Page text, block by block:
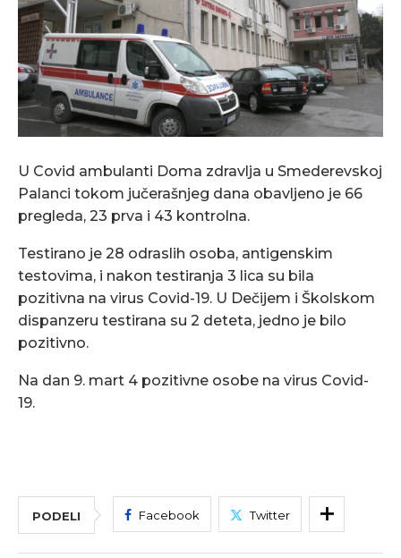
U Covid ambulanti Doma zdravlja u Smederevskoj
Palanci tokom jučerašnjeg dana obavljeno je 66
pregleda, 23 prva i 43 kontrolna.
Testirano je 28 odraslih osoba, antigenskim
testovima, i nakon testiranja 3 lica su bila
pozitivna na virus Covid-19. U Dečijem i Školskom
dispanzeru testirana su 2 deteta, jedno je bilo
pozitivno.
Na dan 9. mart 4 pozitivne osobe na virus Covid-
19.
PODELI Facebook Twitter